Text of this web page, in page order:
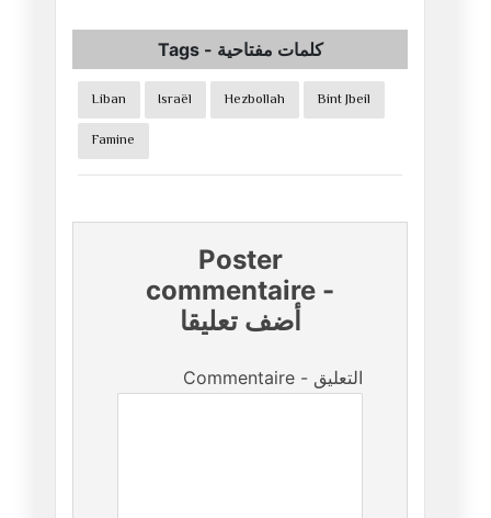
Tags- كلمات مفتاحية
Liban Israël Hezbollah
Bint Jbeil
Famine
Poster
commentaire -
أضف تعليقا
Commentaire - التعليق